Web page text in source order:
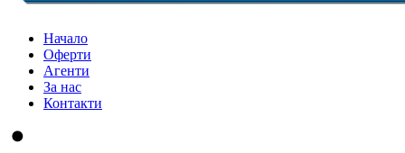
Начало
Оферти
Агенти
За нас
Контакти